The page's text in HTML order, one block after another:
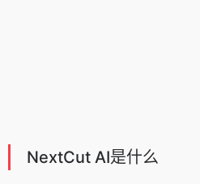
NextCut AI是什么